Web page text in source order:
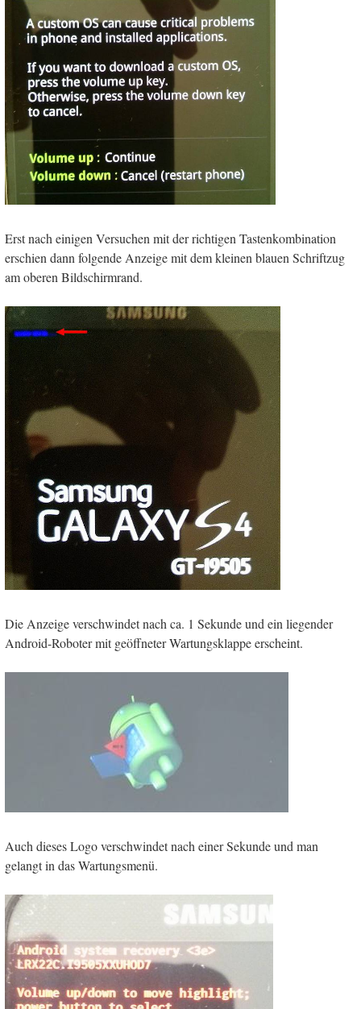
Erst nach einigen Versuchen mit der richtigen Tastenkombination
erschien dann folgende Anzeige mit dem kleinen blauen Schriftzug
am oberen Bildschirmrand.
Die Anzeige verschwindet nach ca. 1 Sekunde und ein liegender
Android-Roboter mit geöffneter Wartungsklappe erscheint.
Auch dieses Logo verschwindet nach einer Sekunde und man
gelangt in das Wartungsmenü.